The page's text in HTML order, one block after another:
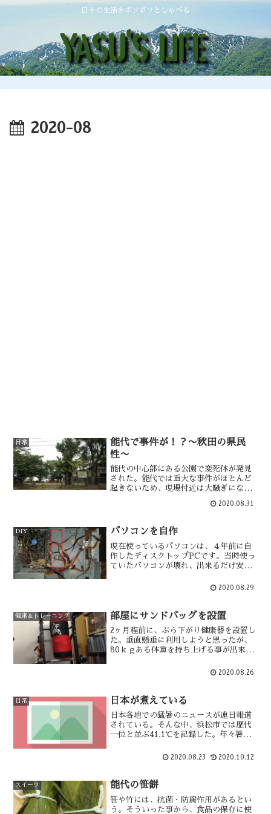
日々の生活をボソボソとしゃべる
2020-08
日常
能代で事件が！？〜秋田の県民
性〜
能代の中心部にある公園で変死体が発見
された。能代では重大な事件がほとんど
起きないため、現場付近は大騒ぎになっ
ず、事件性はなかったのだろうか？菅官
県民性と、この事件の関係は・・
2020.08.31
DIY パソコンを自作
現在使っているパソコンは、４年前に自
作したディスクトップPCです。当時使っ
ていたバソコンが壊れ、出来るだけ安く
した。パソコンに関してど素人であった
2020.08.29
健康＆トレーニング 部屋にサンドバッグを設置
2ヶ月程前に、ぶら下がり健康器を設置し
た。垂直懸垂に利用しようと思ったが、
80ｋｇある体重を持ち上げる事が出来な
果、サンドバッグを下げてはどうだろう
2020.08.26
日常 日本が煮えている
日本各地での猛暑のニュースが連日報道
されている。そんな中、浜松市では歴代
一位と並ぶ41.1℃を記録した。年々暑く
響だろうか？エアコンは必需品である
2020.08.23 2020.10.12
スイーツ 能代の笹餅
笹や竹には、抗菌・防腐作用があるとい
う。そういった事から、食品の保存に使